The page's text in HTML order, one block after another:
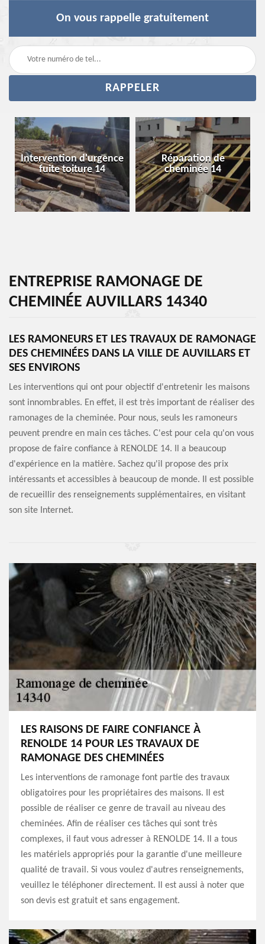
On vous rappelle gratuitement
Intervention d'urgence
fuite toiture 14
Réparation de
cheminée 14
ENTREPRISE RAMONAGE DE
CHEMINÉE AUVILLARS 14340
LES RAMONEURS ET LES TRAVAUX DE RAMONAGE
DES CHEMINÉES DANS LA VILLE DE AUVILLARS ET
SES ENVIRONS
Les interventions qui ont pour objectif d'entretenir les maisons
sont innombrables. En effet, il est très important de réaliser des
ramonages de la cheminée. Pour nous, seuls les ramoneurs
peuvent prendre en main ces tâches. C'est pour cela qu'on vous
propose de faire confiance à RENOLDE 14. Il a beaucoup
d'expérience en la matière. Sachez qu'il propose des prix
intéressants et accessibles à beaucoup de monde. Il est possible
de recueillir des renseignements supplémentaires, en visitant
son site Internet.
LES RAISONS DE FAIRE CONFIANCE À
RENOLDE 14 POUR LES TRAVAUX DE
RAMONAGE DES CHEMINÉES
Les interventions de ramonage font partie des travaux
obligatoires pour les propriétaires des maisons. Il est
possible de réaliser ce genre de travail au niveau des
cheminées. Afin de réaliser ces tâches qui sont très
complexes, il faut vous adresser à RENOLDE 14. Il a tous
les matériels appropriés pour la garantie d'une meilleure
qualité de travail. Si vous voulez d'autres renseignements,
veuillez le téléphoner directement. Il est aussi à noter que
son devis est gratuit et sans engagement.